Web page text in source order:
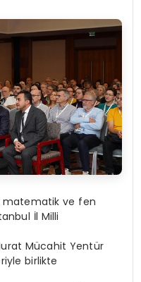
matematik ve fen
İl Milli
Mücahit Yentür
birlikte